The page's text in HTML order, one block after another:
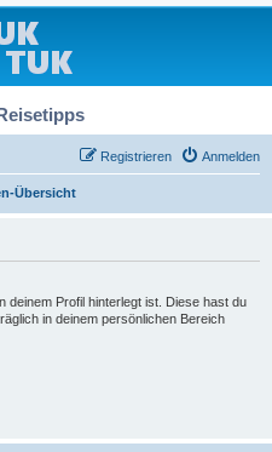
Anmelden
Registrieren
Übersicht
deinem Profil hinterlegt ist. Diese hast du
in deinem persönlichen Bereich